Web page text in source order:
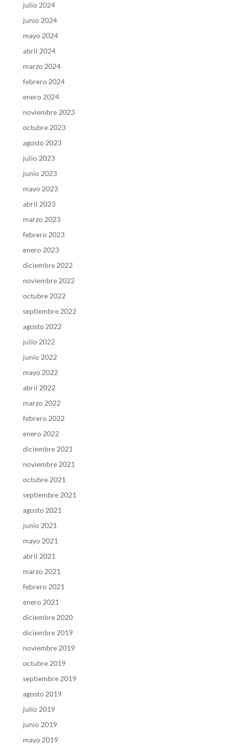
julio 2024
junio 2024
mayo 2024
abril 2024
marzo 2024
febrero 2024
enero 2024
noviembre 2023
octubre 2023
agosto 2023
julio 2023
junio 2023
mayo 2023
abril 2023
marzo 2023
febrero 2023
enero 2023
diciembre 2022
noviembre 2022
octubre 2022
septiembre 2022
agosto 2022
julio 2022
junio 2022
mayo 2022
abril 2022
marzo 2022
febrero 2022
enero 2022
diciembre 2021
noviembre 2021
octubre 2021
septiembre 2021
agosto 2021
junio 2021
mayo 2021
abril 2021
marzo 2021
febrero 2021
enero 2021
diciembre 2020
diciembre 2019
noviembre 2019
octubre 2019
septiembre 2019
agosto 2019
julio 2019
junio 2019
mayo 2019